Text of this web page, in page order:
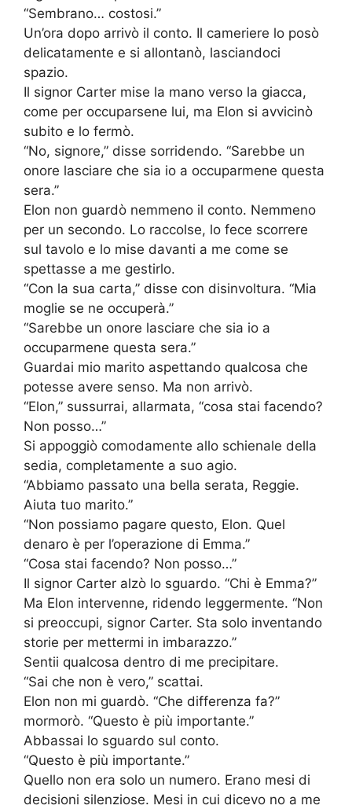
“Sembrano… costosi.”
Un’ora dopo arrivò il conto. Il cameriere lo posò
delicatamente e si allontanò, lasciandoci
spazio.
Il signor Carter mise la mano verso la giacca,
come per occuparsene lui, ma Elon si avvicinò
subito e lo fermò.
“No, signore,” disse sorridendo. “Sarebbe un
onore lasciare che sia io a occuparmene questa
sera.”
Elon non guardò nemmeno il conto. Nemmeno
per un secondo. Lo raccolse, lo fece scorrere
sul tavolo e lo mise davanti a me come se
spettasse a me gestirlo.
“Con la sua carta,” disse con disinvoltura. “Mia
moglie se ne occuperà.”
“Sarebbe un onore lasciare che sia io a
occuparmene questa sera.”
Guardai mio marito aspettando qualcosa che
potesse avere senso. Ma non arrivò.
“Elon,” sussurrai, allarmata, “cosa stai facendo?
Non posso…”
Si appoggiò comodamente allo schienale della
sedia, completamente a suo agio.
“Abbiamo passato una bella serata, Reggie.
Aiuta tuo marito.”
“Non possiamo pagare questo, Elon. Quel
denaro è per l’operazione di Emma.”
“Cosa stai facendo? Non posso…”
Il signor Carter alzò lo sguardo. “Chi è Emma?”
Ma Elon intervenne, ridendo leggermente. “Non
si preoccupi, signor Carter. Sta solo inventando
storie per mettermi in imbarazzo.”
Sentii qualcosa dentro di me precipitare.
“Sai che non è vero,” scattai.
Elon non mi guardò. “Che differenza fa?”
mormorò. “Questo è più importante.”
Abbassai lo sguardo sul conto.
“Questo è più importante.”
Quello non era solo un numero. Erano mesi di
decisioni silenziose. Mesi in cui dicevo no a me